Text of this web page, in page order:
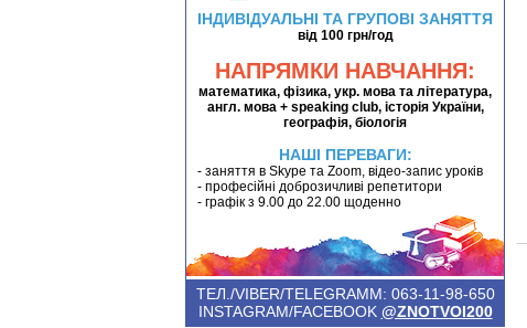
ІНДИВІДУАЛЬНІ ТА ГРУПОВІ ЗАНЯТТЯ
від 100 грн/год
НАПРЯМКИ НАВЧАННЯ:
математика, фізика, укр. мова та література,
англ. мова + speaking club, історія України,
географія, біологія
НАШІ ПЕРЕВАГИ:
- заняття в Skype та Zoom, відео-запис уроків
- професійні доброзичливі репетитори
- графік з 9.00 до 22.00 щоденно
ТЕЛ./VIBER/TELEGRAMM: 063-11-98-650
INSTAGRAM/FACEBOOK @ZNOTVOI200